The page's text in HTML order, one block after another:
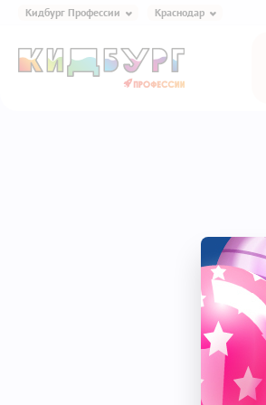
Кидбург Профессии
Кидбург Игра и Еда
Кидбург Профессии
Краснодар